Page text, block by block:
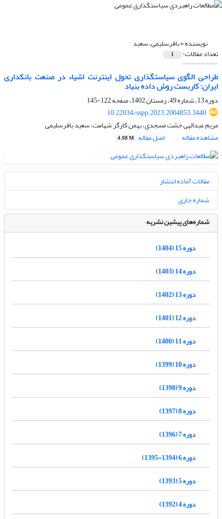
نویسنده =باقرسلیمی، سعید
تعداد مقالات: 1
طراحی الگوی سیاستگذاری تحول اینترنت اشیاء در صنعت بانکداری
ایران: کاربست روش داده بنیاد
دوره 13، شماره 49، زمستان 1402، صفحه
122-145
10.22034/sspp.2023.2004853.3440
مریم عبدالهی خشت مسجدی، بهمن کارگر شهامت، سعید باقرسلیمی
مشاهده مقاله
اصل مقاله 4.98 M
مقالات آماده انتشار
شماره جاری
شماره‌های پیشین نشریه
دوره 15 (1404)
دوره 14 (1403)
دوره 13 (1402)
دوره 12 (1401)
دوره 11 (1400)
دوره 10 (1399)
دوره 9 (1398)
دوره 8 (1397)
دوره 7 (1396)
دوره 6 (1394-1395)
دوره 5 (1393)
دوره 4 (1392)